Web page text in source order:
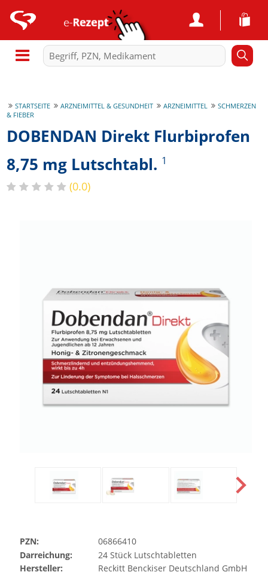
STARTSEITE ARZNEIMITTEL & GESUNDHEIT ARZNEIMITTEL
SCHMERZEN
& FIEBER
DOBENDAN Direkt Flurbiprofen
8,75 mg Lutschtabl. 1
(0.0)
PZN:
06866410
Darreichung:
24Stück Lutschtabletten
Hersteller:
Reckitt Benckiser Deutschland GmbH